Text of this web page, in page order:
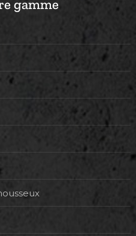
gamme